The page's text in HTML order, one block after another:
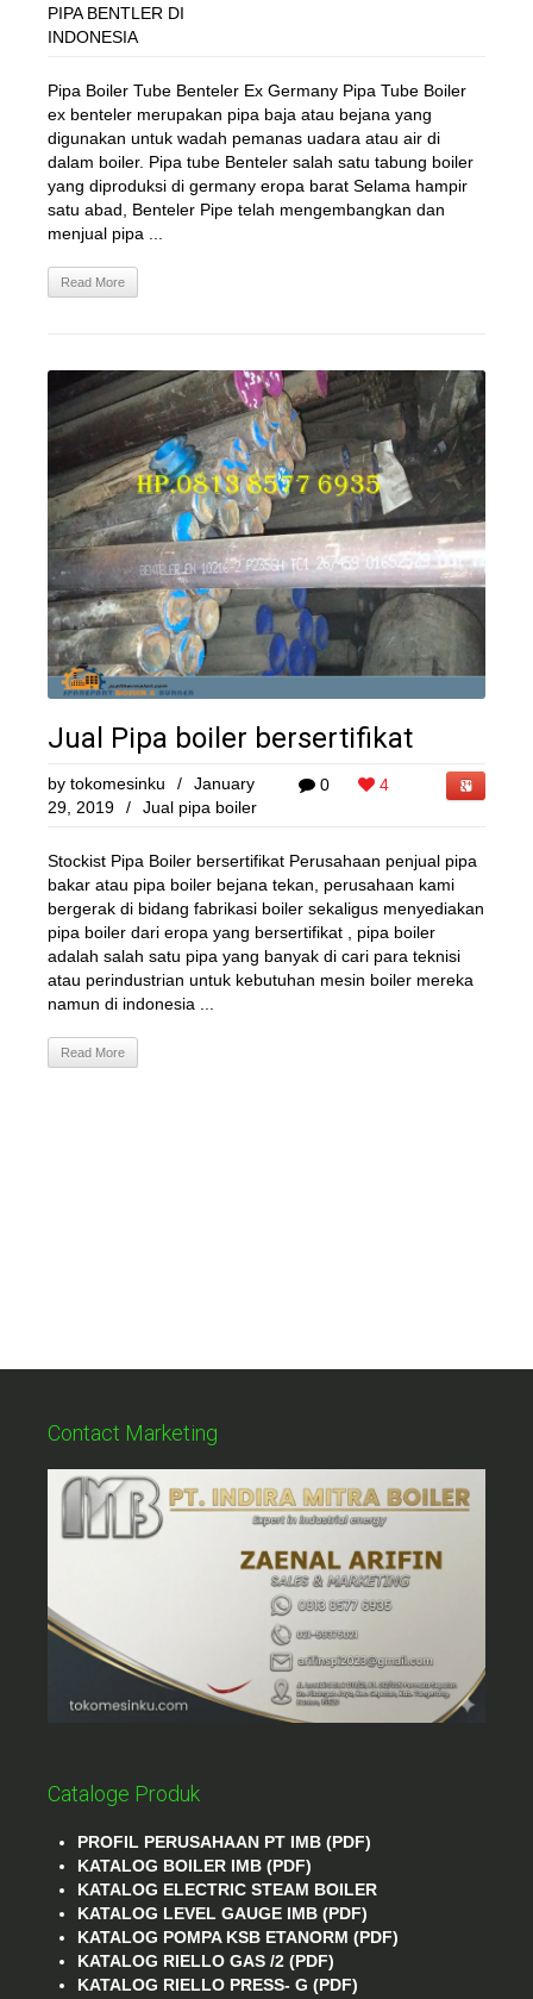
PIPA BENTLER DI
INDONESIA
Pipa Boiler Tube Benteler Ex Germany Pipa Tube Boiler
ex benteler merupakan pipa baja atau bejana yang
digunakan untuk wadah pemanas uadara atau air di
dalam boiler. Pipa tube Benteler salah satu tabung boiler
yang diproduksi di germany eropa barat Selama hampir
satu abad, Benteler Pipe telah mengembangkan dan
menjual pipa ...
Read More
Jual Pipa boiler bersertifikat
0 4
by tokomesinku /
January
29, 2019
/ Jual pipa boiler
Stockist Pipa Boiler bersertifikat Perusahaan penjual pipa
bakar atau pipa boiler bejana tekan, perusahaan kami
bergerak di bidang fabrikasi boiler sekaligus menyediakan
pipa boiler dari eropa yang bersertifikat , pipa boiler
adalah salah satu pipa yang banyak di cari para teknisi
atau perindustrian untuk kebutuhan mesin boiler mereka
namun di indonesia ...
Read More
Contact Marketing
Cataloge Produk
PROFIL PERUSAHAAN PT IMB (PDF)
KATALOG BOILER IMB (PDF)
KATALOG ELECTRIC STEAM BOILER
KATALOG LEVEL GAUGE IMB (PDF)
KATALOG POMPA KSB ETANORM (PDF)
KATALOG RIELLO GAS /2 (PDF)
KATALOG RIELLO PRESS- G (PDF)